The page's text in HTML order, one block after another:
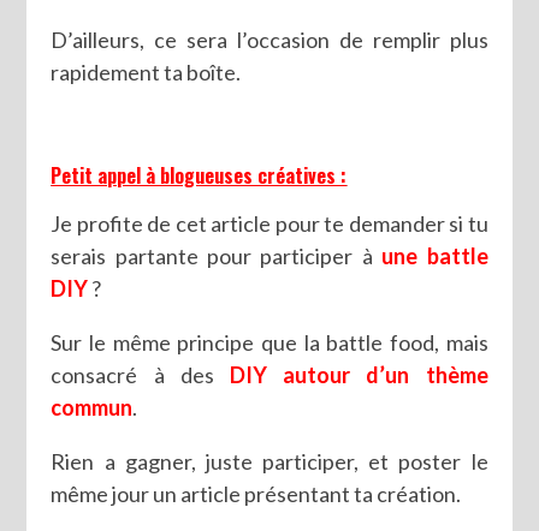
D’ailleurs, ce sera l’occasion de remplir plus
rapidement ta boîte.
Petit appel à blogueuses créatives :
Je profite de cet article pour te demander si tu
serais partante pour participer à une battle
DIY?
Sur le même principe que la battle food, mais
consacré à des DIY autour d’un thème
commun.
Rien a gagner, juste participer, et poster le
même jour un article présentant ta création.